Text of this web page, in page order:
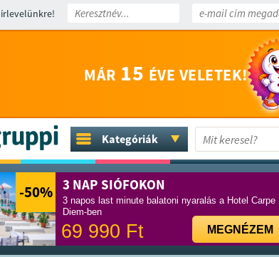
MÁR 15 ÉVE VELETEK!
Kategóriák
-50% 3 NAP SIÓFOKON
3 napos last minute balatoni nyaralás a Hotel Carpe
Diem-ben
69 990 Ft MEGNÉZEM